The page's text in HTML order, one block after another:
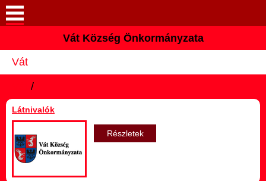
Köszöntő
Hírek
Elérhetőségek
Vát Község Önkormányzata
Vát
/
Látnivalók
Részletek